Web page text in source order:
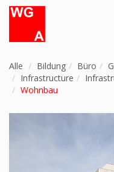
Alle Bildung Büro
Infrastructure
Wohnbau